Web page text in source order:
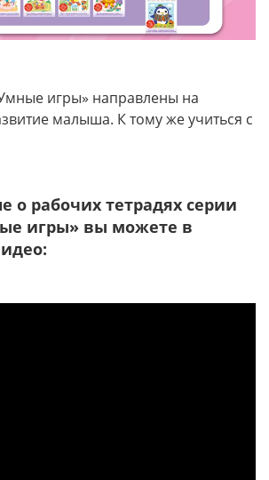
игры» направлены на
малыша. К тому же учиться с
о рабочих тетрадях серии
игры» вы можете в